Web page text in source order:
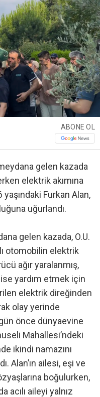
ABONE OL
gelen kazada
elektrik akımına
yaşındaki Furkan Alan,
uğurlandı.
gelen kazada, O.U.
otomobilin elektrik
ağır yaralanmış,
yardım etmek için
elektrik direğinden
olay yerinde
önce dünyaevine
Mahallesi’ndeki
ikindi namazını
Alan’ın ailesi, eşi ve
boğulurken,
acılı aileyi yalnız